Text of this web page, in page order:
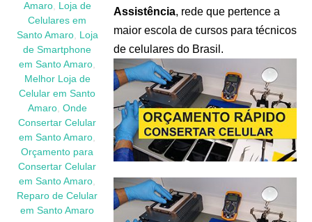
Amaro, Loja de
Celulares em
Santo Amaro, Loja
de Smartphone
em Santo Amaro,
Melhor Loja de
Celular em Santo
Amaro, Onde
Consertar Celular
em Santo Amaro,
Orçamento para
Consertar Celular
em Santo Amaro,
Reparo de Celular
em Santo Amaro
Assistência, rede que pertence a
maior escola de cursos para técnicos
de celulares do Brasil.